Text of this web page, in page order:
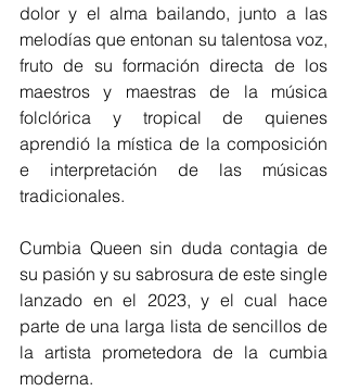
dolor y el alma bailando, junto a las
melodías que entonan su talentosa voz,
fruto de su formación directa de los
maestros y maestras de la música
folclórica y tropical de quienes
aprendió la mística de la composición
e interpretación de las músicas
tradicionales.
Cumbia Queen sin duda contagia de
su pasión y su sabrosura de este single
lanzado en el 2023, y el cual hace
parte de una larga lista de sencillos de
la artista prometedora de la cumbia
moderna.